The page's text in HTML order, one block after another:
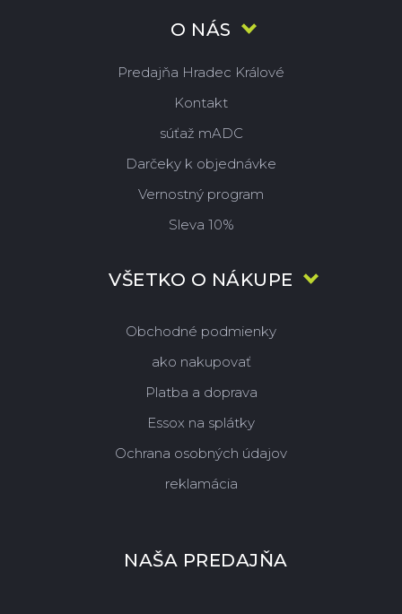
O NÁS
Predajňa Hradec Králové
Kontakt
súťaž mADC
Darčeky k objednávke
Vernostný program
Sleva 10%
VŠETKO O NÁKUPE
Obchodné podmienky
ako nakupovať
Platba a doprava
Essox na splátky
Ochrana osobných údajov
reklamácia
NAŠA PREDAJŇA